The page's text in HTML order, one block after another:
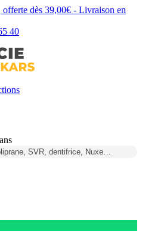
offerte dès 39,00€ - Livraison en
40
SVR, dentifrice, Nuxe…